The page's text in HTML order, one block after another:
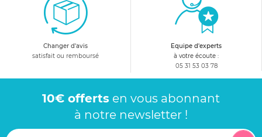
Changer d'avis
satisfait ou remboursé
Equipe d'experts
à votre écoute :
05 31 53 03 78
10€ offerts en vous abonnant
à notre newsletter !